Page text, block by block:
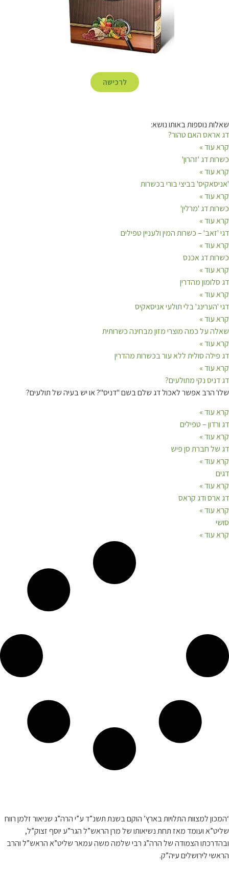
לרכישה
שאלות נוספות באותו נושא:
דג אראס האם טהור?
קרא עוד »
כשרות דג 'זהרון'
קרא עוד »
'אניסאקיס' בביצי בורי בכשרות
קרא עוד »
כשרות דג 'מרלין'
קרא עוד »
דגי 'זאב' – כשרות המין ולעניין טפילים
קרא עוד »
כשרות דג אכנס
קרא עוד »
דג סלומון מהדרין
קרא עוד »
דגי 'הערינג' בלי תולעי אניסאקיס
קרא עוד »
שאלה על כמה מוצרי מזון מבחינה כשרותית
קרא עוד »
דג פילה סולית ללא עור בכשרות מהדרין
קרא עוד »
דג דניס נקי מתולעים?
שלו' הרב אפשר לאכול דג שלם בשם "דניס"? או יש בעיה של תולעים?
קרא עוד »
דג ורדון – טפילים
קרא עוד »
דג של חברת סן פיש
קרא עוד »
דגים
קרא עוד »
דג ארס ודג קראס
קרא עוד »
סושי
קרא עוד »
‘המכון למצוות התלויות בארץ’ הוקם בשנת תשנ”ד ע”י הרה”ג שניאור זלמן רווח
שליט”א ועומד מאז תחת נשיאותו של מרן הראש”ל הגר”ע יוסף זצוק”ל,
ובהדרכתו הצמודה של הרה”ג רבי שלמה משה עמאר שליט”א הראש”ל והרב
הראשי לירושלים עיה”ק.